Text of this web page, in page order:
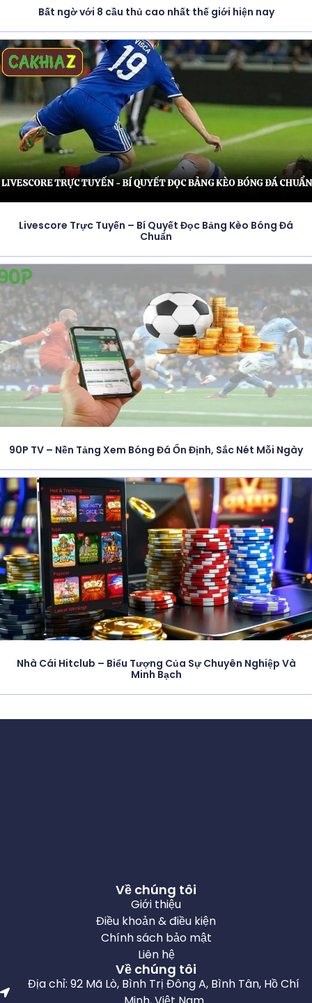
Bất ngờ với 8 cầu thủ cao nhất thế giới hiện nay
Livescore Trực Tuyến – Bí Quyết Đọc Bảng Kèo Bóng Đá
Chuẩn
90P TV – Nền Tảng Xem Bóng Đá Ổn Định, Sắc Nét Mỗi Ngày
Nhà Cái Hitclub – Biểu Tượng Của Sự Chuyên Nghiệp Và
Minh Bạch
Về chúng tôi
Giới thiệu
Điều khoản & điều kiện
Chính sách bảo mật
Liên hệ
Về chúng tôi
Địa chỉ: 92 Mã Lò, Bình Trị Đông A, Bình Tân, Hồ Chí